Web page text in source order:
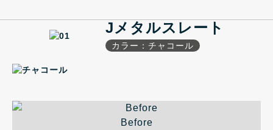
Jメタルスレート
カラー：チャコール
Before